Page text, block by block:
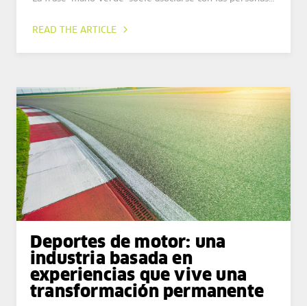
READ THE ARTICLE
Deportes de motor: una
industria basada en
experiencias que vive una
transformación permanente